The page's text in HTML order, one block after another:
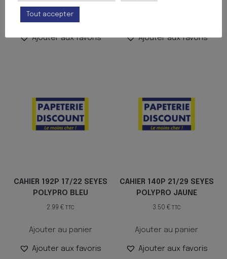
Ajouter au panier
Ajouter aux favoris Ajouter aux favoris
CAHIER 192P 17/22 SEYES
POLYPRO BLEU
2.99 € TTC
Ajouter au panier
Ajouter aux favoris
CAHIER 140P 21/29 SEYES
POLYPRO JAUNE
3.50 € TTC
Ajouter au panier
Ajouter aux favoris
Tout accepter